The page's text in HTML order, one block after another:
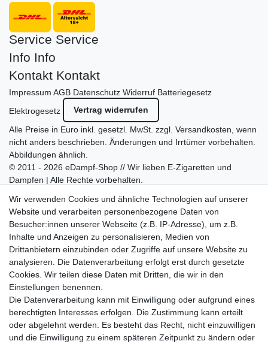
Service Service
Info Info
Kontakt Kontakt
Impressum AGB Datenschutz Widerruf Batteriegesetz
Elektrogesetz
Vertrag widerrufen
Alle Preise in Euro inkl. gesetzl. MwSt. zzgl. Versandkosten, wenn
nicht anders beschrieben. Änderungen und Irrtümer vorbehalten.
Abbildungen ähnlich.
© 2011 - 2026 eDampf-Shop // Wir lieben E-Zigaretten und
Dampfen | Alle Rechte vorbehalten.
mit vielen spannenden Artikeln.
Bitte entschuldigen Sie, wenn wir telefonisch wegen hoher
betrieblicher Auslastung nicht erreichbar sein sollten.
Schreiben Sie uns gerne eine E-Mail mit Ihrer Telefonnummer
und der Bitte um Rückruf.
Wir rufen Sie schnellstmöglich zurück.
Wir versenden in die folgenden Länder
Wir verwenden Cookies und ähnliche Technologien auf unserer
Website und verarbeiten personenbezogene Daten von
Besucher:innen unserer Webseite (z.B. IP-Adresse), um z.B.
Inhalte und Anzeigen zu personalisieren, Medien von
Drittanbietern einzubinden oder Zugriffe auf unsere Website zu
analysieren. Die Datenverarbeitung erfolgt erst durch gesetzte
Cookies. Wir teilen diese Daten mit Dritten, die wir in den
Einstellungen benennen.
Die Datenverarbeitung kann mit Einwilligung oder aufgrund eines
berechtigten Interesses erfolgen. Die Zustimmung kann erteilt
oder abgelehnt werden. Es besteht das Recht, nicht einzuwilligen
und die Einwilligung zu einem späteren Zeitpunkt zu ändern oder